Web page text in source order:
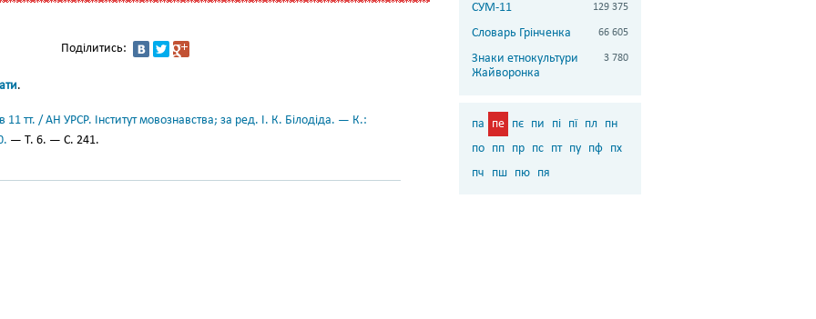
Поділитись:
.
11 тт. / АН УРСР. Інститут мовознавства; за ред. І. К. Білодіда. — К.:
— Т. 6. — С. 241.
СУМ-11 129 375
Словарь Грінченка 66 605
Знаки етнокультури
Жайворонка
3 780
па пе пє пи пі пї пл
пн
по пп пр пс пт пу пф пх
пч
пш пю пя